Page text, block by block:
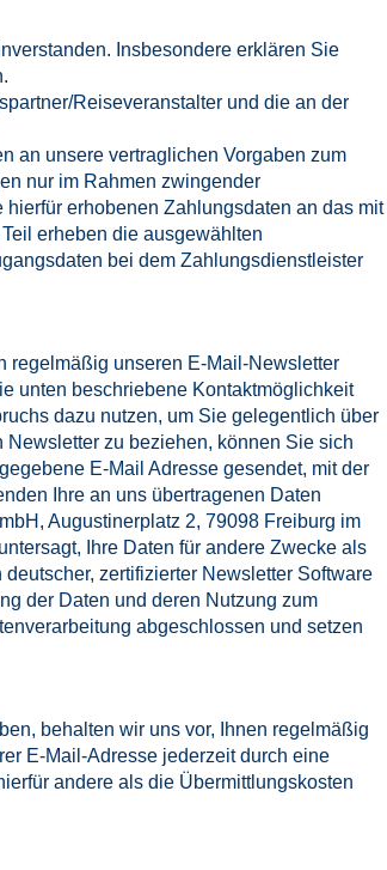
Insbesondere erklären Sie
Reiseveranstalter und die an der
an unsere vertraglichen Vorgaben zum
nur im Rahmen zwingender
erhobenen Zahlungsdaten an das mit
erheben die ausgewählten
bei dem Zahlungsdienstleister
regelmäßig unseren E-Mail-Newsletter
unten beschriebene Kontaktmöglichkeit
dazu nutzen, um Sie gelegentlich über
zu beziehen, können Sie sich
E-Mail Adresse gesendet, mit der
Ihre an uns übertragenen Daten
Augustinerplatz 2, 79098 Freiburg im
Ihre Daten für andere Zwecke als
zertifizierter Newsletter Software
der Daten und deren Nutzung zum
abgeschlossen und setzen
behalten wir uns vor, Ihnen regelmäßig
E-Mail-Adresse jederzeit durch eine
andere als die Übermittlungskosten